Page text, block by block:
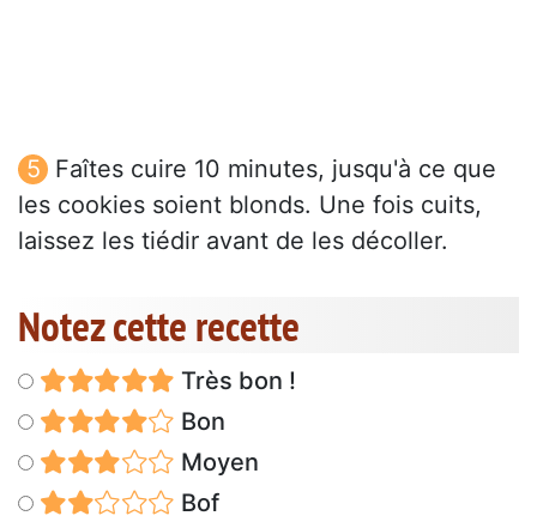
Faîtes cuire 10 minutes, jusqu'à ce que
les cookies soient blonds. Une fois cuits,
laissez les tiédir avant de les décoller.
Notez cette recette
Très bon !
Bon
Moyen
Bof